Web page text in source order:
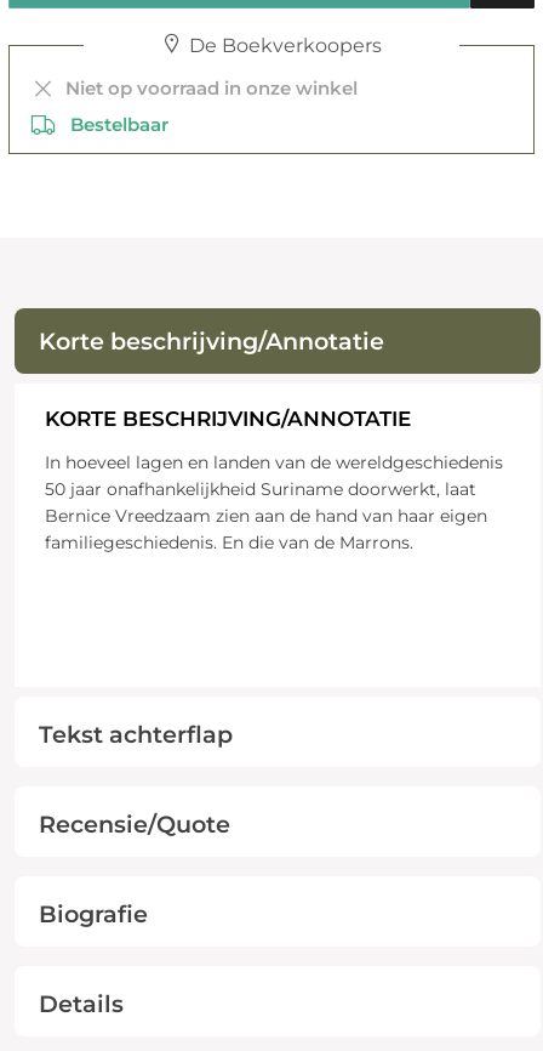
De Boekverkoopers
Niet op voorraad in onze winkel
Bestelbaar
Korte beschrijving/Annotatie
KORTE BESCHRIJVING/ANNOTATIE
In hoeveel lagen en landen van de wereldgeschiedenis
50 jaar onafhankelijkheid Suriname doorwerkt, laat
Bernice Vreedzaam zien aan de hand van haar eigen
familiegeschiedenis. En die van de Marrons.
Tekst achterflap
Recensie/Quote
Biografie
Details